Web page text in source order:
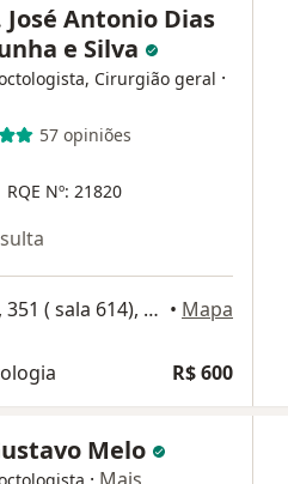
José Antonio Dias
e Silva
Cirurgião geral ·
57 opiniões
RQE Nº: 21820
Rua Visconde de Pirajá, 351 ( sala 614), Rio de Janeiro • Mapa
R$ 600
Melo